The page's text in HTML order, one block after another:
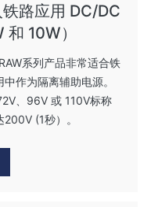
路应用 DC/DC
10W）
系列产品非常适合铁
作为隔离辅助电源。
、96V 或 110V标称
(1秒）。